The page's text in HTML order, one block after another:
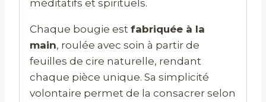
méditatifs et spirituels.
Chaque bougie est fabriquée à la
main, roulée avec soin à partir de
feuilles de cire naturelle, rendant
chaque pièce unique. Sa simplicité
volontaire permet de la consacrer selon